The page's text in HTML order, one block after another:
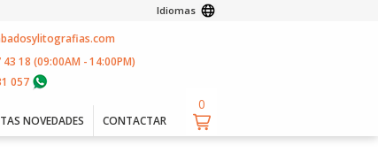
Idiomas
18 (09:00AM - 14:00PM)
057
NOVEDADES CONTACTAR
0